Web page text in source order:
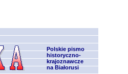
Polskie pismo
historyczno-
krajoznawcze
na Białorusi